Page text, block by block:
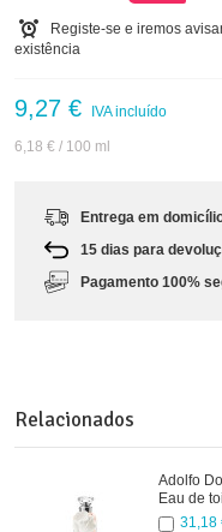
Registe-se e iremos
existência
9,27 € IVA incluído
6,18 € / 100 ml
Entrega em
15 dias para
Pagamento 100%
Relacionados
Adolfo
Eau de
31,18